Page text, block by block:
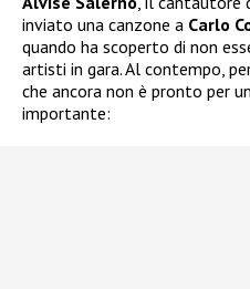
inviato una canzone a Carlo
quando ha scoperto di non
artisti in gara. Al contempo,
che ancora non è pronto per
importante: